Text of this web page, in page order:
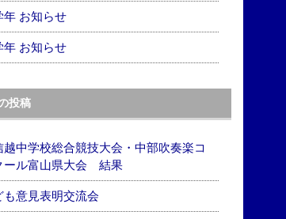
年 お知らせ
年 お知らせ
投稿
越中学校総合競技大会・中部吹奏楽コ
ール富山県大会 結果
も意見表明交流会